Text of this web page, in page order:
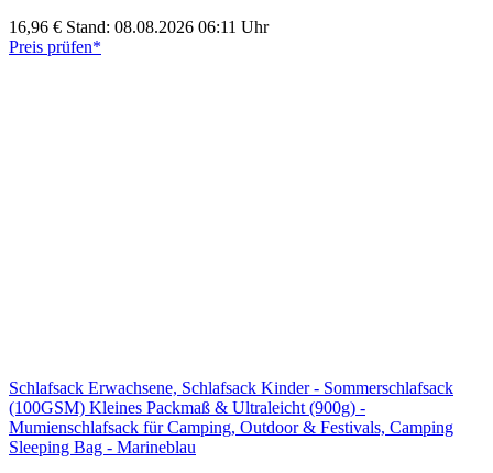
16,96 € Stand: 08.08.2026 06:11 Uhr
Preis prüfen*
Schlafsack Erwachsene, Schlafsack Kinder - Sommerschlafsack
(100GSM) Kleines Packmaß & Ultraleicht (900g) -
Mumienschlafsack für Camping, Outdoor & Festivals, Camping
Sleeping Bag - Marineblau